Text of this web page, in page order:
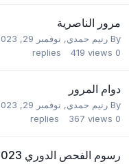
مرور الناصرية
By رنيم حمدي, نوفمبر 29, 2023
0
replies 419 views
دوام المرور
By رنيم حمدي, نوفمبر 29, 2023
0
replies 367 views
رسوم الفحص الدوري 2023